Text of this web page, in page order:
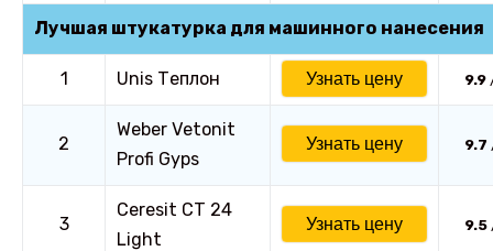
Лучшая штукатурка для машинного нанесения
1 Unis Теплон Узнать цену 9.9
2
Weber Vetonit
Profi Gyps
Узнать цену 9.7
3
Ceresit CT 24
Light
Узнать цену 9.5